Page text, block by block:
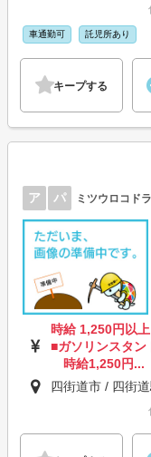
車通勤可 託児所あり
キープする
ア パ ミツウロコド
時給 1,250円以上
■ガソリンスタン
時給1,250円...
四街道市 / 四街